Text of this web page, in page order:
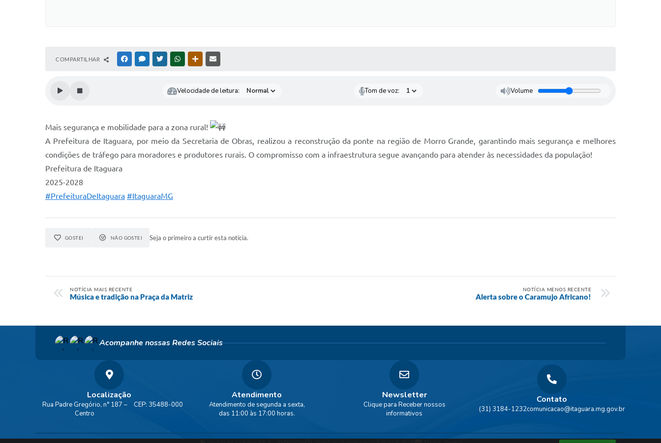
COMPARTILHAR FACEBOOKMESSENGER
TWITTERWHATSAPPOUTRAS MÍDIAS
Velocidade de leitura: Tom de voz: Volume
Mais segurança e mobilidade para a zona rural!
A Prefeitura de Itaguara, por meio da Secretaria de Obras, realizou a reconstrução da ponte na região de Morro Grande, garantindo mais segurança e melhores
condições de tráfego para moradores e produtores rurais. O compromisso com a infraestrutura segue avançando para atender às necessidades da população!
Prefeitura de Itaguara
2025-2028
#PrefeituraDeItaguara #ItaguaraMG
GOSTEI NÃO GOSTEI Seja o primeiro a curtir esta notícia.
NOTÍCIA MAIS RECENTE
Música e tradição na Praça da Matriz
NOTÍCIA MENOS RECENTE
Alerta sobre o Caramujo Africano!
Acompanhe nossas Redes Sociais
Localização
Rua Padre Gregório, n° 187 –
Centro
CEP: 35488-000 Contato
(31) 3184-1232comunicacao@itaguara.mg.gov.br
Atendimento
Atendimento de segunda a sexta,
das 11:00 às 17:00 horas.
Newsletter
Clique para Receber nossos
informativos